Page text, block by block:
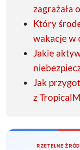
zagrażała
Który
wakacje w
Jakie
Jak
z
RZETELNE